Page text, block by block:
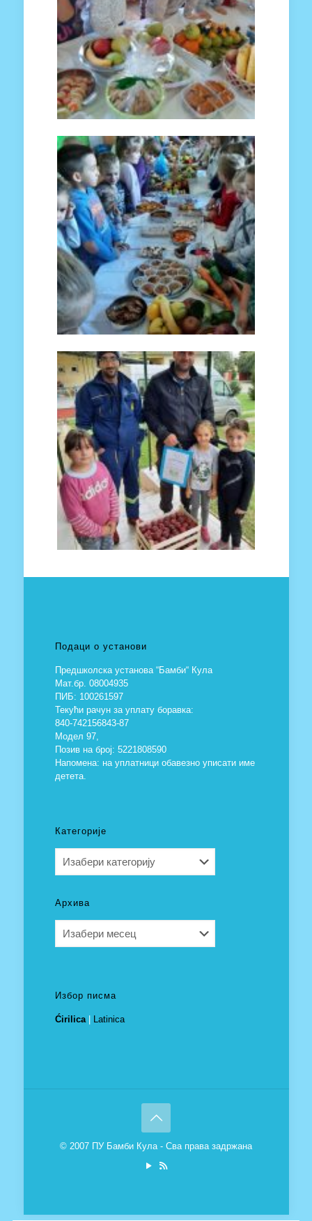
Подаци о установи
Предшколска установа “Бамби“ Кула
Мат.бр. 08004935
ПИБ: 100261597
Текући рачун за уплату боравка:
840-742156843-87
Модел 97,
Позив на број: 5221808590
Напомена: на уплатници обавезно уписати име
детета.
Категорије
Архива
Избор писма
Ćirilica| Latinica
© 2007 ПУ Бамби Кула - Сва права задржана